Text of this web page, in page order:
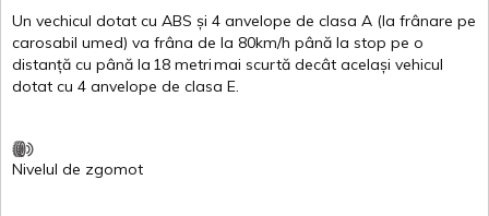
Un vechicul dotat cu ABS și 4 anvelope de clasa A (la frânare pe
carosabil umed) va frâna de la 80km/h până la stop pe o
distanță cu până la 18 metrimai scurtă decât același vehicul
dotat cu 4 anvelope de clasa E.
Nivelul de zgomot